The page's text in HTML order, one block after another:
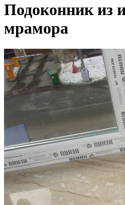
Подоконник из
мрамора